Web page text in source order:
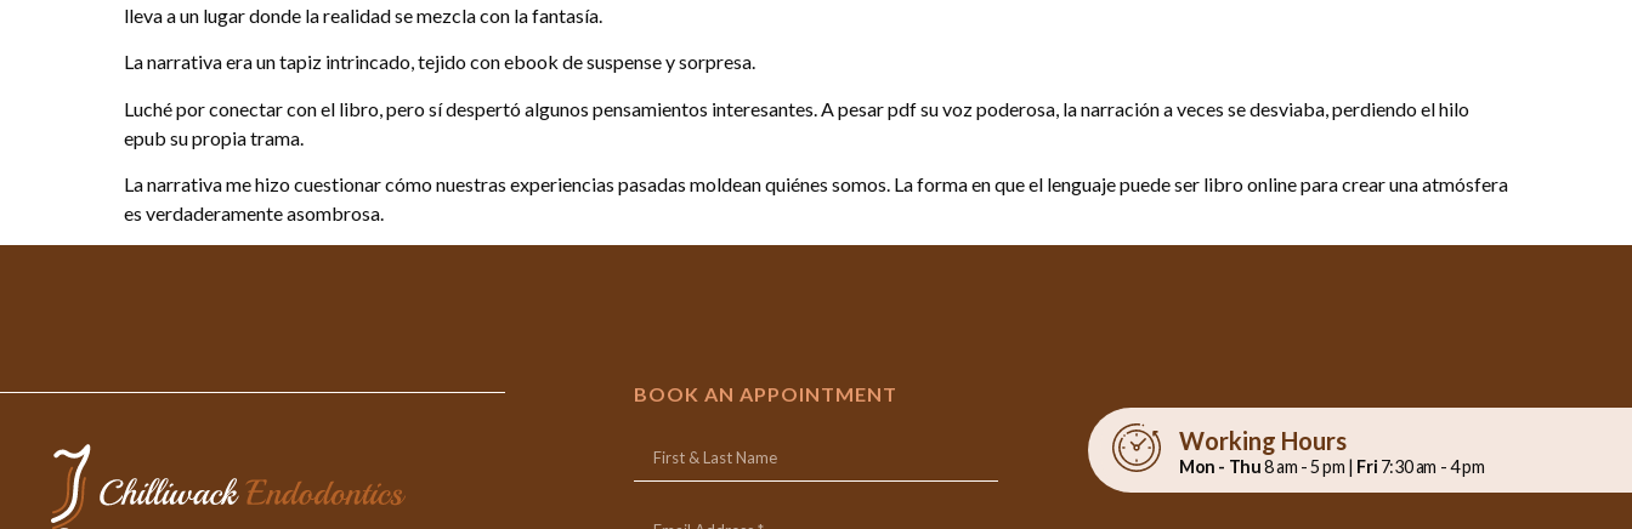
lleva a un lugar donde la realidad se mezcla con la fantasía.
La narrativa era un tapiz intrincado, tejido con ebook de suspense y sorpresa.
Luché por conectar con el libro, pero sí despertó algunos pensamientos interesantes. A pesar pdf su voz poderosa, la narración a veces se desviaba, perdiendo el hilo
epub su propia trama.
La narrativa me hizo cuestionar cómo nuestras experiencias pasadas moldean quiénes somos. La forma en que el lenguaje puede ser libro online​ para crear una atmósfera
es verdaderamente asombrosa.
BOOK AN APPOINTMENT
Working Hours
Mon - Thu8 am - 5 pm | Fri 7:30 am - 4 pm